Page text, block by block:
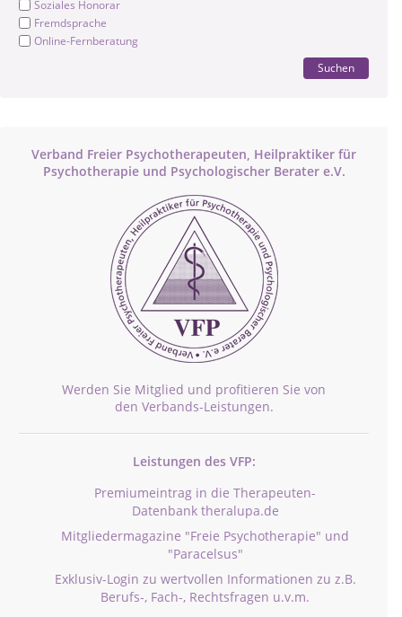
Soziales Honorar
Fremdsprache
Online-Fernberatung
Suchen
Verband Freier Psychotherapeuten, Heilpraktiker für
Psychotherapie und Psychologischer Berater e.V.
Werden Sie Mitglied und profitieren Sie von
den Verbands-Leistungen.
Leistungen des VFP:
Premiumeintrag in die Therapeuten-
Datenbank theralupa.de
Mitgliedermagazine "Freie Psychotherapie" und
"Paracelsus"
Exklusiv-Login zu wertvollen Informationen zu z.B.
Berufs-, Fach-, Rechtsfragen u.v.m.